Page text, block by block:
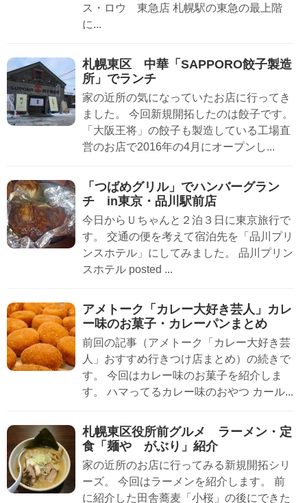
ス・ロウ 東急店 札幌駅の東急の最上階
に...
札幌東区 中華「SAPPORO餃子製造
所」でランチ
家の近所の気になっていたお店に行ってき
ました。 今回新規開拓したのは餃子です。
「大阪王将」の餃子も製造している工場直
営のお店で2016年の4月にオープンし...
「つばめグリル」でハンバーグラン
チ in東京・品川駅前店
今日からＵちゃんと２泊３日に東京旅行で
す。 交通の便を考えて宿泊先を「品川プリ
ンスホテル」にしてみました。 品川プリン
スホテル posted ...
アメトーク「カレー大好き芸人」カレ
ー味のお菓子・カレーパンまとめ
前回の記事（アメトーク「カレー大好き芸
人」おすすめ行きつけ店まとめ）の続きで
す。 今回はカレー味のお菓子を紹介しま
す。 ハマってるカレー味のおやつ カール...
札幌東区役所前グルメ ラーメン・定
食「麺や がぶり」紹介
家の近所のお店に行ってみる新規開拓シリ
ーズ。 今回はラーメンを紹介します。 前
に紹介した田舎蕎麦「小桜」の後にできた